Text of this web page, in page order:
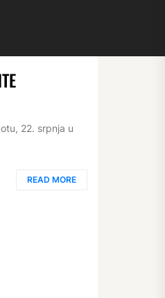
22. srpnja u
READ MORE